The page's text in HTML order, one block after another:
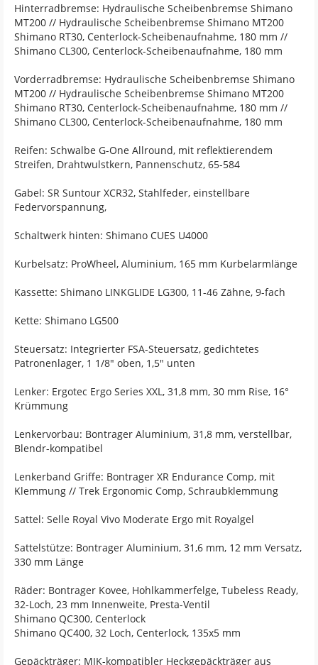
Hinterradbremse: Hydraulische Scheibenbremse Shimano
MT200 // Hydraulische Scheibenbremse Shimano MT200
Shimano RT30, Centerlock-Scheibenaufnahme, 180 mm //
Shimano CL300, Centerlock-Scheibenaufnahme, 180 mm
Vorderradbremse: Hydraulische Scheibenbremse Shimano
MT200 // Hydraulische Scheibenbremse Shimano MT200
Shimano RT30, Centerlock-Scheibenaufnahme, 180 mm //
Shimano CL300, Centerlock-Scheibenaufnahme, 180 mm
Reifen: Schwalbe G-One Allround, mit reflektierendem
Streifen, Drahtwulstkern, Pannenschutz, 65-584
Gabel: SR Suntour XCR32, Stahlfeder, einstellbare
Federvorspannung,
Schaltwerk hinten: Shimano CUES U4000
Kurbelsatz: ProWheel, Aluminium, 165 mm Kurbelarmlänge
Kassette: Shimano LINKGLIDE LG300, 11-46 Zähne, 9-fach
Kette: Shimano LG500
Steuersatz: Integrierter FSA-Steuersatz, gedichtetes
Patronenlager, 1 1/8" oben, 1,5" unten
Lenker: Ergotec Ergo Series XXL, 31,8 mm, 30 mm Rise, 16°
Krümmung
Lenkervorbau: Bontrager Aluminium, 31,8 mm, verstellbar,
Blendr-kompatibel
Lenkerband Griffe: Bontrager XR Endurance Comp, mit
Klemmung // Trek Ergonomic Comp, Schraubklemmung
Sattel: Selle Royal Vivo Moderate Ergo mit Royalgel
Sattelstütze: Bontrager Aluminium, 31,6 mm, 12 mm Versatz,
330 mm Länge
Räder: Bontrager Kovee, Hohlkammerfelge, Tubeless Ready,
32-Loch, 23 mm Innenweite, Presta-Ventil
Shimano QC300, Centerlock
Shimano QC400, 32 Loch, Centerlock, 135x5 mm
Gepäckträger: MIK-kompatibler Heckgepäckträger aus